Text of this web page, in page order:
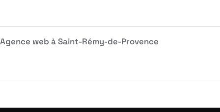
Agence web à Saint-Rémy-de-Provence